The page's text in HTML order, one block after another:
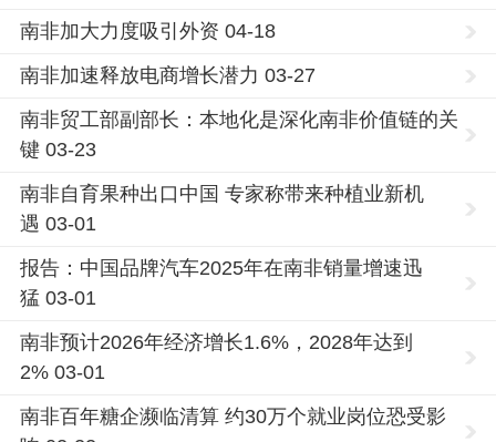
南非加大力度吸引外资 04-18
南非加速释放电商增长潜力 03-27
南非贸工部副部长：本地化是深化南非价值链的关
键 03-23
南非自育果种出口中国 专家称带来种植业新机
遇 03-01
报告：中国品牌汽车2025年在南非销量增速迅
猛 03-01
南非预计2026年经济增长1.6%，2028年达到
2% 03-01
南非百年糖企濒临清算 约30万个就业岗位恐受影